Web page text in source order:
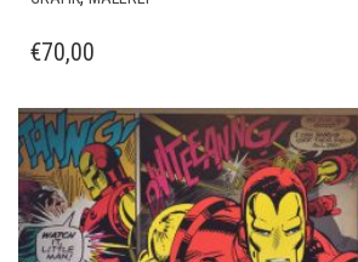
€70,00